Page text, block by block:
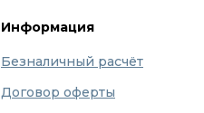
Информация
Безналичный расчёт
Договор оферты